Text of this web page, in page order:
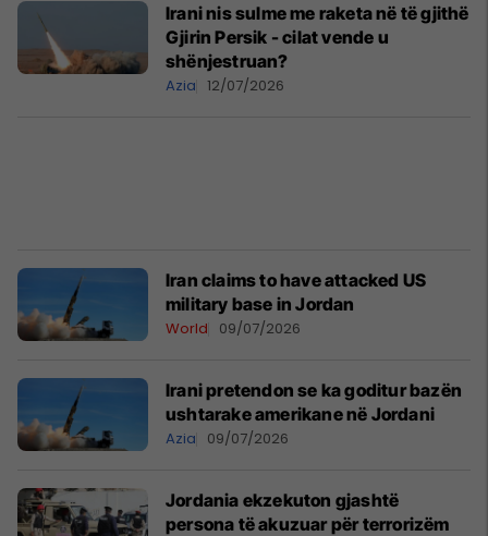
Irani nis sulme me raketa në të gjithë
Gjirin Persik - cilat vende u
shënjestruan?
Azia 12/07/2026
Iran claims to have attacked US
military base in Jordan
World 09/07/2026
Irani pretendon se ka goditur bazën
ushtarake amerikane në Jordani
Azia 09/07/2026
Jordania ekzekuton gjashtë
persona të akuzuar për terrorizëm